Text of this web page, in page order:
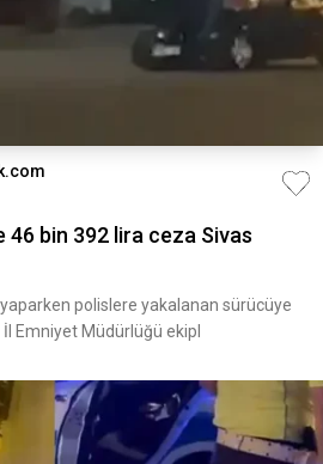
bin 392 lira ceza Sivas
polislere yakalanan sürücüye
Emniyet Müdürlüğü ekipl